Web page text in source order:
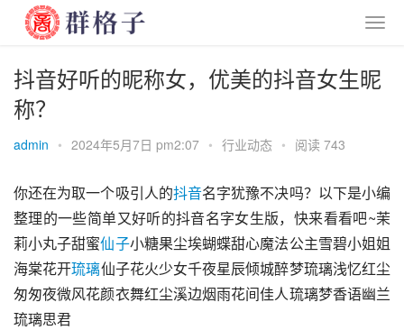
抖音好听的昵称女，优美的抖音女生昵
称？
admin • 2024年5月7日 pm2:07 • 行业动态 • 阅读 743
你还在为取一个吸引人的抖音名字犹豫不决吗？以下是小编
整理的一些简单又好听的抖音名字女生版，快来看看吧~茉
莉小丸子甜蜜仙子小糖果尘埃蝴蝶甜心魔法公主雪碧小姐姐
海棠花开琉璃仙子花火少女千夜星辰倾城醉梦琉璃浅忆红尘
匆匆夜微风花颜衣舞红尘溪边烟雨花间佳人琉璃梦香语幽兰
琉璃思君